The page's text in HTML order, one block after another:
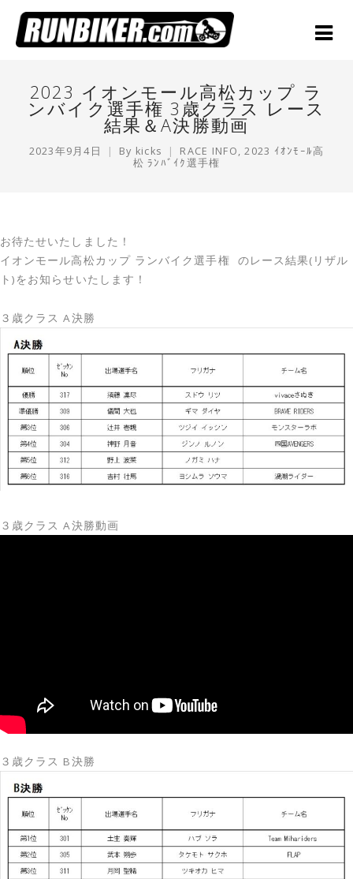
2023 イオンモール高松カップ ラ
ンバイク選手権 3歳クラス レース
結果＆A決勝動画
2023年9月4日 By kicks RACE INFO,2023 ｲｵﾝﾓｰﾙ高
松 ﾗﾝﾊﾞｲｸ選手権
お待たせいたしました！
イオンモール高松カップ ランバイク選手権 のレース結果(リザル
ト)をお知らせいたします！
３歳クラス A決勝
３歳クラス A決勝動画
３歳クラス B決勝